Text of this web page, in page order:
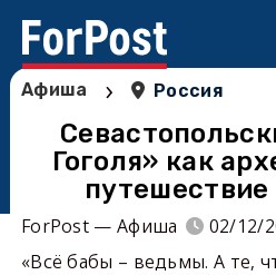
Афиша › Россия
Гоголя» как
ForPost — Афиша
02/12/
«Всё бабы – ведьмы. А те,